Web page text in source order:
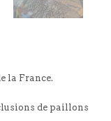
la France.
de paillons